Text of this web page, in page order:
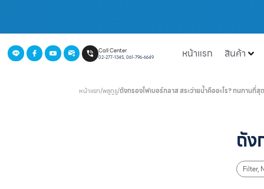
Call Center
02-277-1345, 061-796-6649 หน้าแรก สินค้า
หน้าแรก/พลูกูรู/ถังกรองไฟเบอร์กลาส สระว่ายน้ำคืออะไร? ทนทานที่สุ
ถัง
Filter,